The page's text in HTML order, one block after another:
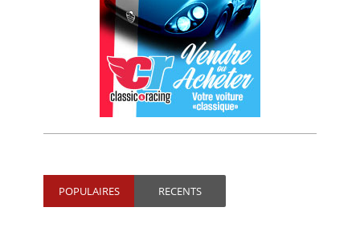
POPULAIRES RECENTS